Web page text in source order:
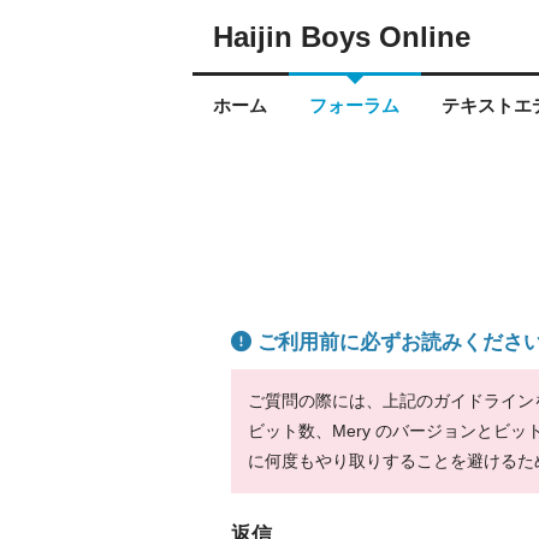
Haijin Boys Online
ホーム フォーラム テキストエ
ご利用前に必ずお読みくださ
ご質問の際には、上記のガイドライ
ビット数、Mery のバージョンとビッ
に何度もやり取りすることを避ける